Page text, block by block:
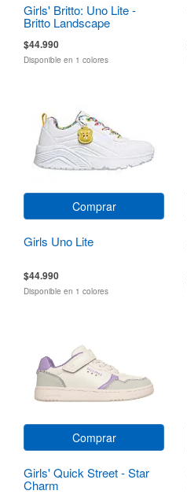
Girls' Britto: Uno Lite -
Britto Landscape
$44.990
Disponible en 1 colores
Comprar
Girls Uno Lite
$44.990
Disponible en 1 colores
Comprar
Girls' Quick Street - Star
Charm